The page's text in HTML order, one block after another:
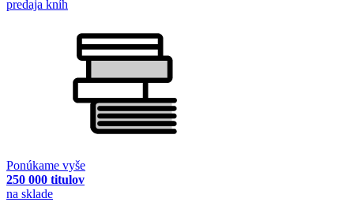
predaja kníh
Ponúkame vyše
250 000 titulov
na sklade